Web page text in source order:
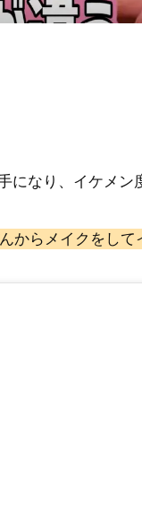
になり、イケメン
からメイクをして